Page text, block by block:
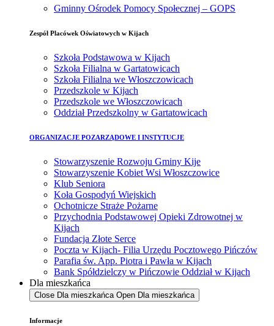
Gminny Ośrodek Pomocy Społecznej – GOPS
Zespół Placówek Oświatowych w Kijach
Szkoła Podstawowa w Kijach
Szkoła Filialna w Gartatowicach
Szkoła Filialna we Włoszczowicach
Przedszkole w Kijach
Przedszkole we Włoszczowicach
Oddział Przedszkolny w Gartatowicach
ORGANIZACJE POZARZĄDOWE I INSTYTUCJE
Stowarzyszenie Rozwoju Gminy Kije
Stowarzyszenie Kobiet Wsi Włoszczowice
Klub Seniora
Koła Gospodyń Wiejskich
Ochotnicze Straże Pożarne
Przychodnia Podstawowej Opieki Zdrowotnej w
Kijach
Fundacja Złote Serce
Poczta w Kijach- Filia Urzędu Pocztowego Pińczów
Parafia św. App. Piotra i Pawła w Kijach
Bank Spółdzielczy w Pińczowie Oddział w Kijach
Dla mieszkańca
Close Dla mieszkańca Open Dla mieszkańca
Informacje